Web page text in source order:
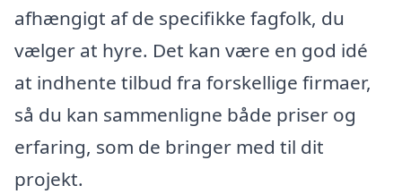
afhængigt af de specifikke fagfolk, du
vælger at hyre. Det kan være en god idé
at indhente tilbud fra forskellige firmaer,
så du kan sammenligne både priser og
erfaring, som de bringer med til dit
projekt.